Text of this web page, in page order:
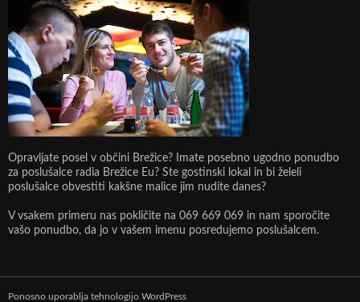
Opravljate posel v občini Brežice? Imate posebno ugodno ponudbo
za poslušalce radia Brežice Eu? Ste gostinski lokal in bi želeli
poslušalce obvestiti kakšne malice jim nudite danes?
V vsakem primeru nas pokličite na 069 669 069 in nam sporočite
vašo ponudbo, da jo v vašem imenu posredujemo poslušalcem.
Ponosno uporablja tehnologijo WordPress